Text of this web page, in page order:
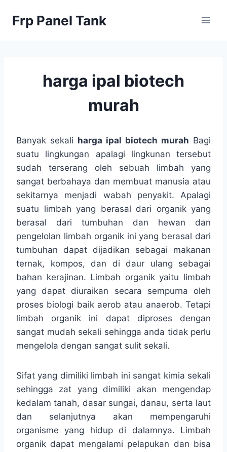
Frp Panel Tank
harga ipal biotech
murah
Banyak sekali harga ipal biotech murah Bagi
suatu lingkungan apalagi lingkunan tersebut
sudah terserang oleh sebuah limbah yang
sangat berbahaya dan membuat manusia atau
sekitarnya menjadi wabah penyakit. Apalagi
suatu limbah yang berasal dari organik yang
berasal dari tumbuhan dan hewan dan
pengelolan limbah organik ini yang berasal dari
tumbuhan dapat dijadikan sebagai makanan
ternak, kompos, dan di daur ulang sebagai
bahan kerajinan. Limbah organik yaitu limbah
yang dapat diuraikan secara sempurna oleh
proses biologi baik aerob atau anaerob. Tetapi
limbah organik ini dapat diproses dengan
sangat mudah sekali sehingga anda tidak perlu
mengelola dengan sangat sulit sekali.
Sifat yang dimiliki limbah ini sangat kimia sekali
sehingga zat yang dimiliki akan mengendap
kedalam tanah, dasar sungai, danau, serta laut
dan selanjutnya akan mempengaruhi
organisme yang hidup di dalamnya. Limbah
organik dapat mengalami pelapukan dan bisa